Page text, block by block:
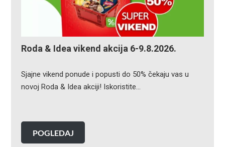
Roda & Idea vikend akcija 6-9.8.2026.
Sjajne vikend ponude i popusti do 50% čekaju vas u
novoj Roda & Idea akciji! Iskoristite…
POGLEDAJ